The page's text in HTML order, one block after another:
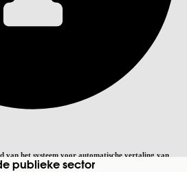
van het systeem voor automatische vertaling van
Overschakelen op Engels
publieke sector
Zoeken